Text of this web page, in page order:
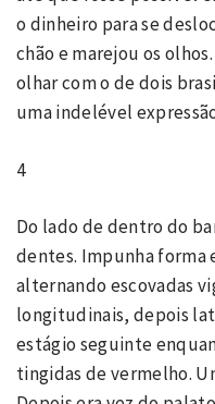
o dinheiro para se
chão e marejou os
olhar com o de dois
uma indelével
4
Do lado de dentro do
dentes. Impunha forma
alternando escovadas
longitudinais, depois
estágio seguinte
tingidas de vermelho.